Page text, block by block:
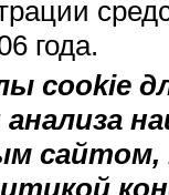
года.
cookie